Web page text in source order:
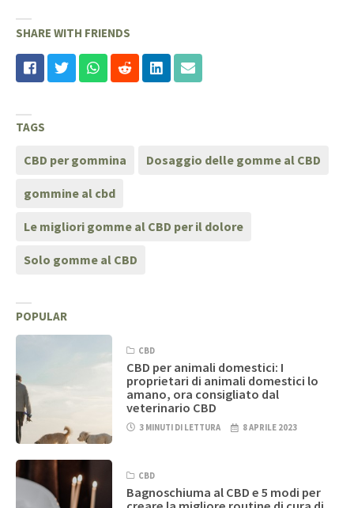
SHARE WITH FRIENDS
TAGS
CBD per gommina Dosaggio delle gomme al CBD
gommine al cbd
Le migliori gomme al CBD per il dolore
Solo gomme al CBD
POPULAR
CBD
CBD per animali domestici: I
proprietari di animali domestici lo
amano, ora consigliato dal
veterinario CBD
3 MINUTI DI LETTURA 8 APRILE 2023
CBD
Bagnoschiuma al CBD e 5 modi per